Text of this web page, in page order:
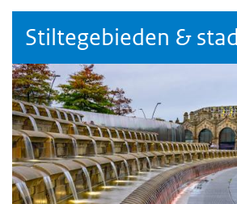
Stiltegebieden &